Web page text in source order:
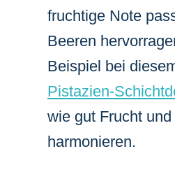
fruchtige Note
Beeren
Beispiel bei
Pistazien-
wie gut Frucht
harmonieren.